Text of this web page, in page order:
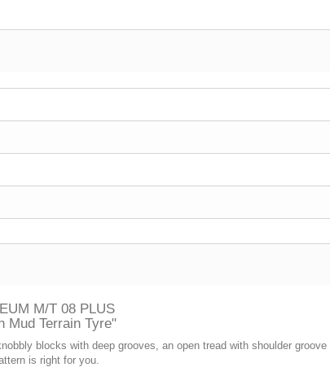
M/T 08 PLUS
Mud Terrain Tyre"
blocks with deep grooves, an open tread with shoulder
is right for you.